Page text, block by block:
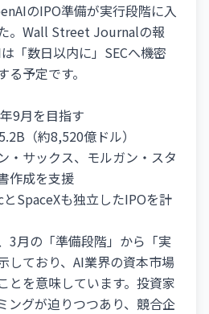
のIPO準備が実行段階に入
。Wall Street Journalの報
「数日以内に」SECへ機密
予定です。
9月を目指す
（約8,520億ドル）
・サックス、モルガン・スタ
作成を支援
SpaceXも独立したIPOを計
3月の「準備段階」から「実
しており、AI業界の資本市場
とを意味しています。投資家
ングが迫りつつあり、競合企